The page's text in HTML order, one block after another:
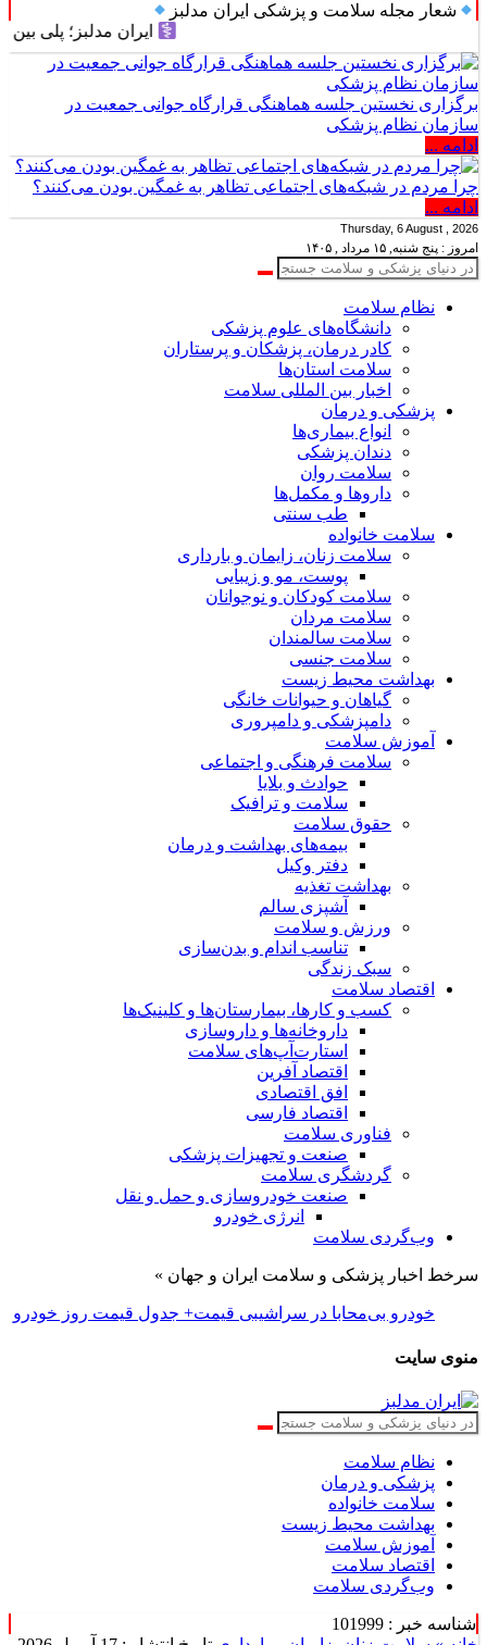
شعار مجله سلامت و پزشکی ایران مدلبز
ایران مدلبز؛ پلی بین دانش
برگزاری نخستین جلسه هماهنگی قرارگاه جوانی جمعیت در
سازمان نظام پزشکی
ادامه ...
چرا مردم در شبکه‌های اجتماعی تظاهر به غمگین بودن می‌کنند؟
ادامه ...
Thursday, 6 August , 2026
امروز : پنج شنبه, ۱۵ مرداد , ۱۴۰۵
نظام سلامت
دانشگاه‌های علوم پزشکی
کادر درمان، پزشکان و پرستاران
سلامت استان‌ها
اخبار بین المللی سلامت
پزشکی و درمان
انواع بیماری‌ها
دندان پزشکی
سلامت روان
داروها و مکمل‌ها
طب سنتی
سلامت خانواده
سلامت زنان، زایمان و بارداری
پوست، مو و زیبایی
سلامت کودکان و نوجوانان
سلامت مردان
سلامت سالمندان
سلامت جنسی
بهداشت محیط زیست
گیاهان و حیوانات خانگی
دامپزشکی و دامپروری
آموزش سلامت
سلامت فرهنگی و اجتماعی
حوادث و بلایا
سلامت و ترافیک
حقوق سلامت
بیمه‌های بهداشت و درمان
دفتر وکیل
بهداشت تغذیه
آشپزی سالم
ورزش و سلامت
تناسب اندام و بدن‌سازی
سبک زندگی
اقتصاد سلامت
کسب و کارها، بیمارستان‌ها و کلینیک‌ها
داروخانه‌ها و داروسازی
استارت‌آپ‌های سلامت
اقتصاد آفرین
افق اقتصادی
اقتصاد فارسی
فناوری سلامت
صنعت و تجهیزات پزشکی
گردشگری سلامت
صنعت خودروسازی و حمل و نقل
انرژی خودرو
وب‌گردی سلامت
سرخط اخبار پزشکی و سلامت ایران و جهان »
خودرو بی‌محابا در سراشیبی قیمت+ جدول قیمت روز خودرو
منوی سایت
نظام سلامت
پزشکی و درمان
سلامت خانواده
بهداشت محیط زیست
آموزش سلامت
اقتصاد سلامت
وب‌گردی سلامت
شناسه خبر : 101999